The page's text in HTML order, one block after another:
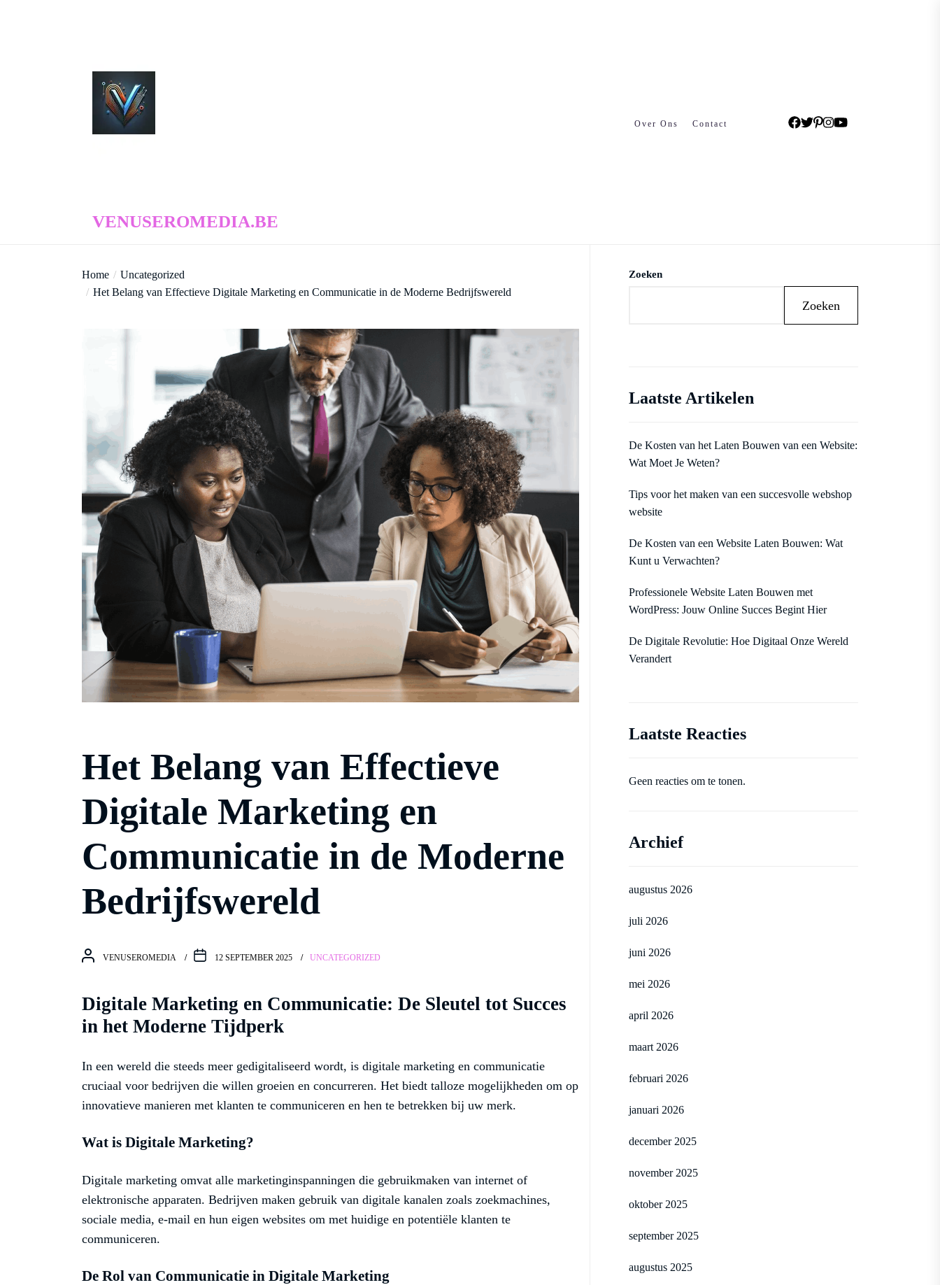
venuseromedia.be
VENUSEROMEDIA.BE
Over Ons Contact
Home
Uncategorized
Het Belang van Effectieve Digitale Marketing en Communicatie in de Moderne Bedrijfswereld
Het Belang van Effectieve
Digitale Marketing en
Communicatie in de Moderne
Bedrijfswereld
VENUSEROMEDIA 12 SEPTEMBER 2025 UNCATEGORIZED
Digitale Marketing en Communicatie: De Sleutel tot Succes
in het Moderne Tijdperk
In een wereld die steeds meer gedigitaliseerd wordt, is digitale marketing en communicatie
cruciaal voor bedrijven die willen groeien en concurreren. Het biedt talloze mogelijkheden om op
innovatieve manieren met klanten te communiceren en hen te betrekken bij uw merk.
Wat is Digitale Marketing?
Digitale marketing omvat alle marketinginspanningen die gebruikmaken van internet of
elektronische apparaten. Bedrijven maken gebruik van digitale kanalen zoals zoekmachines,
sociale media, e-mail en hun eigen websites om met huidige en potentiële klanten te
communiceren.
De Rol van Communicatie in Digitale Marketing
Zoeken
Zoeken
Laatste Artikelen
De Kosten van het Laten Bouwen van een Website:
Wat Moet Je Weten?
Tips voor het maken van een succesvolle webshop
website
De Kosten van een Website Laten Bouwen: Wat
Kunt u Verwachten?
Professionele Website Laten Bouwen met
WordPress: Jouw Online Succes Begint Hier
De Digitale Revolutie: Hoe Digitaal Onze Wereld
Verandert
Laatste Reacties
Geen reacties om te tonen.
Archief
augustus 2026
juli 2026
juni 2026
mei 2026
april 2026
maart 2026
februari 2026
januari 2026
december 2025
november 2025
oktober 2025
september 2025
augustus 2025